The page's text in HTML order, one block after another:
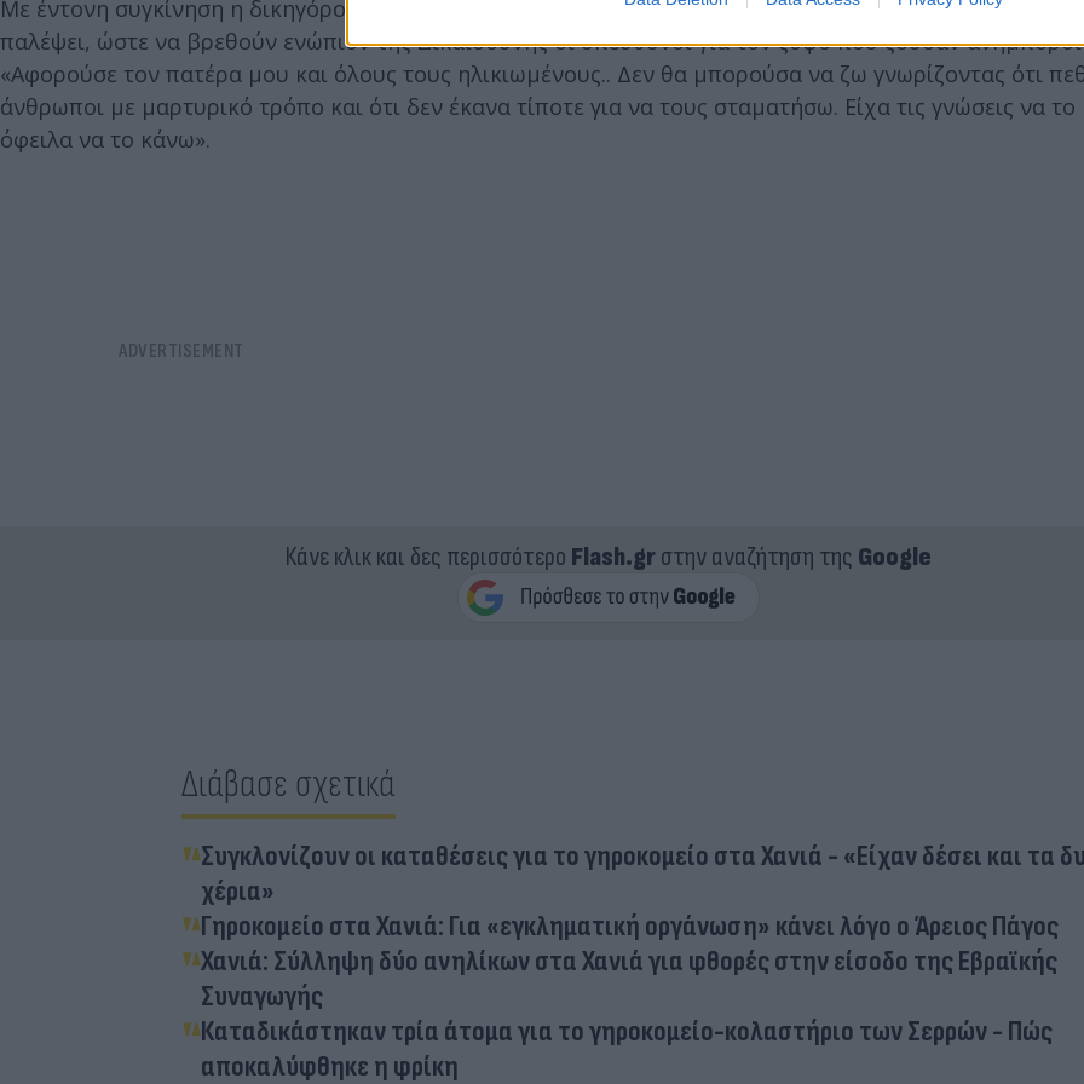
Με έντονη συγκίνηση η δικηγόρος είπε στους δικαστές πως μετά από όλα αυτά «για εμένα ήταν
παλέψει, ώστε να βρεθούν ενώπιον της Δικαιοσύνης οι υπεύθυνοι για τον ζόφο που ζούσαν
«Αφορούσε τον πατέρα μου και όλους τους ηλικιωμένους.. Δεν θα μπορούσα να ζω γνωρίζοντας ότι
άνθρωποι με μαρτυρικό τρόπο και ότι δεν έκανα τίποτε για να τους σταματήσω. Είχα τις γνώσεις να το
όφειλα να το κάνω».
Κάνε κλικ και δες περισσότερο Flash.grστην αναζήτηση της Google
Διάβασε σχετικά
Συγκλονίζουν οι καταθέσεις για το γηροκομείο στα Χανιά - «Είχαν δέσει και τα
χέρια»
Γηροκομείο στα Χανιά: Για «εγκληματική οργάνωση» κάνει λόγο ο Άρειος Πάγος
Χανιά: Σύλληψη δύο ανηλίκων στα Χανιά για φθορές στην είσοδο της Εβραϊκής
Συναγωγής
Καταδικάστηκαν τρία άτομα για το γηροκομείο-κολαστήριο των Σερρών - Πώς
αποκαλύφθηκε η φρίκη